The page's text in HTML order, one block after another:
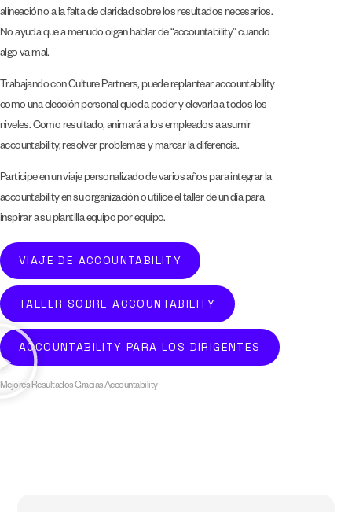
alineación o a la falta de claridad sobre los resultados necesarios.
No ayuda que a menudo oigan hablar de “accountability” cuando
algo va mal.
Trabajando con Culture Partners, puede replantear accountability
como una elección personal que da poder y elevarla a todos los
niveles. Como resultado, animará a los empleados a asumir
accountability, resolver problemas y marcar la diferencia.
Participe en un viaje personalizado de varios años para integrar la
accountability en su organización o utilice el taller de un día para
inspirar a su plantilla equipo por equipo.
VIAJE DE ACCOUNTABILITY
TALLER SOBRE ACCOUNTABILITY
ACCOUNTABILITY PARA LOS DIRIGENTES
Mejores Resultados Gracias Accountability